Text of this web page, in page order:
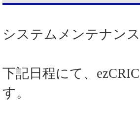
システムメンテナン
下記日程にて、
す。